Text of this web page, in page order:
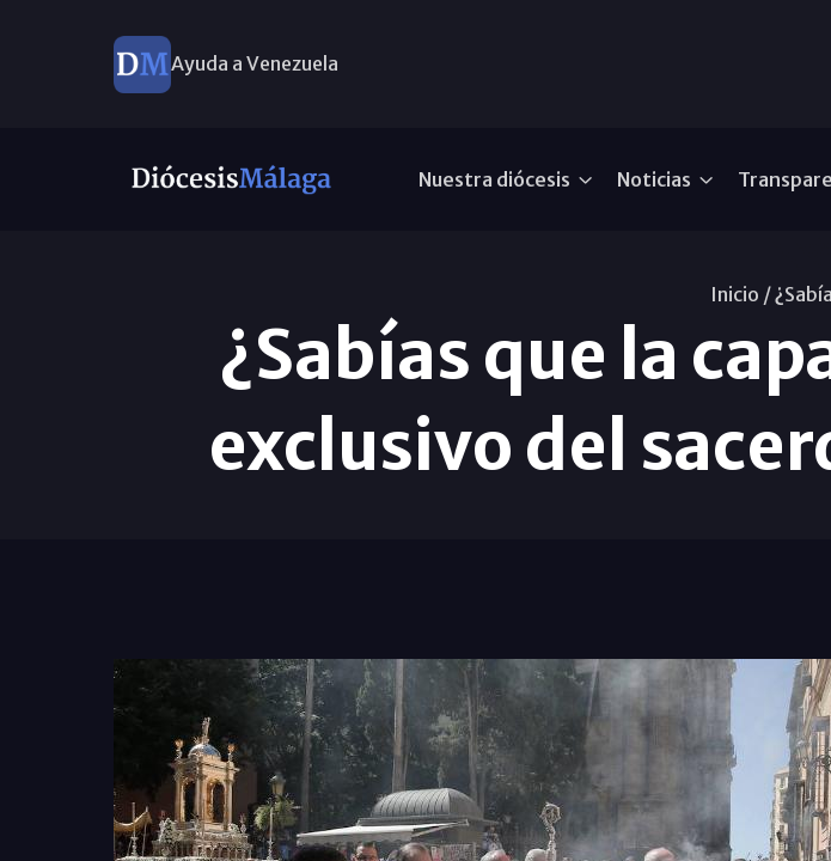
Ayuda a Venezuela
Nuestra diócesis Noticias
Inicio /
¿Sabías que la
exclusivo del